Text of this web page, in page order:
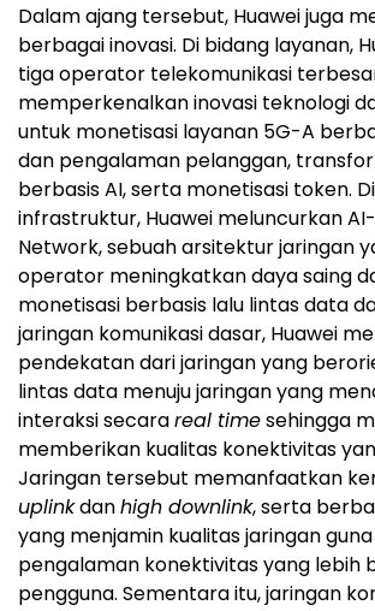
Dalam ajang tersebut, Huawei juga
berbagai inovasi. Di bidang layanan,
tiga operator telekomunikasi
memperkenalkan inovasi teknologi
untuk monetisasi layanan 5G-A
dan pengalaman pelanggan,
berbasis AI, serta monetisasi token.
infrastruktur, Huawei meluncurkan
Network, sebuah arsitektur jaringan
operator meningkatkan daya saing
monetisasi berbasis lalu lintas data
jaringan komunikasi dasar, Huawei
pendekatan dari jaringan yang
lintas data menuju jaringan yang
interaksi secarareal timesehingga
memberikan kualitas konektivitas
Jaringan tersebut memanfaatkan
uplinkdanhigh downlink, serta
yang menjamin kualitas jaringan
pengalaman konektivitas yang lebih
pengguna. Sementara itu, jaringan